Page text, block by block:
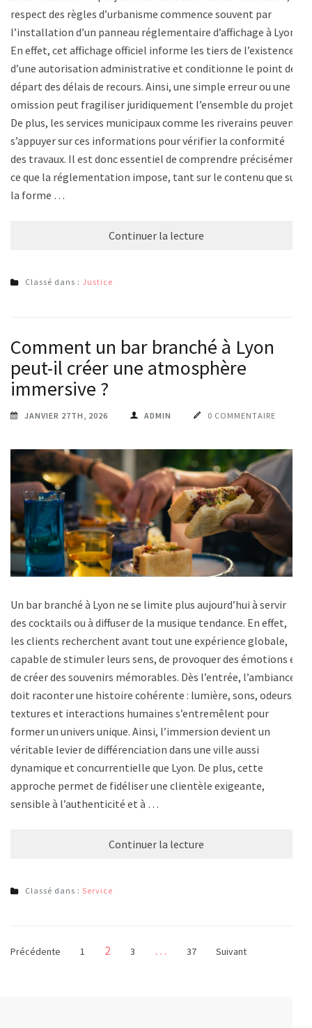
respect des règles d’urbanisme commence souvent par
l’installation d’un panneau réglementaire d’affichage à Lyon.
En effet, cet affichage officiel informe les tiers de l’existence
d’une autorisation administrative et conditionne le point de
départ des délais de recours. Ainsi, une simple erreur ou une
omission peut fragiliser juridiquement l’ensemble du projet.
De plus, les services municipaux comme les riverains peuvent
s’appuyer sur ces informations pour vérifier la conformité
des travaux. Il est donc essentiel de comprendre précisément
ce que la réglementation impose, tant sur le contenu que sur
la forme …
Continuer la lecture
Classé dans : Justice
Comment un bar branché à Lyon
peut-il créer une atmosphère
immersive ?
JANVIER 27TH, 2026 ADMIN 0 COMMENTAIRE
Un bar branché à Lyon ne se limite plus aujourd’hui à servir
des cocktails ou à diffuser de la musique tendance. En effet,
les clients recherchent avant tout une expérience globale,
capable de stimuler leurs sens, de provoquer des émotions et
de créer des souvenirs mémorables. Dès l’entrée, l’ambiance
doit raconter une histoire cohérente : lumière, sons, odeurs,
textures et interactions humaines s’entremêlent pour
former un univers unique. Ainsi, l’immersion devient un
véritable levier de différenciation dans une ville aussi
dynamique et concurrentielle que Lyon. De plus, cette
approche permet de fidéliser une clientèle exigeante,
sensible à l’authenticité et à …
Continuer la lecture
Classé dans : Service
Pagination
Précédente Page
1 Page
2 Page
3 … Page
37 Suivant